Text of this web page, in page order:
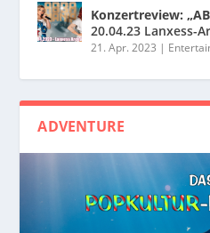
Konzertreview:
20.04.23 Lanxess-
21. Apr. 2023 |
ADVENTURE